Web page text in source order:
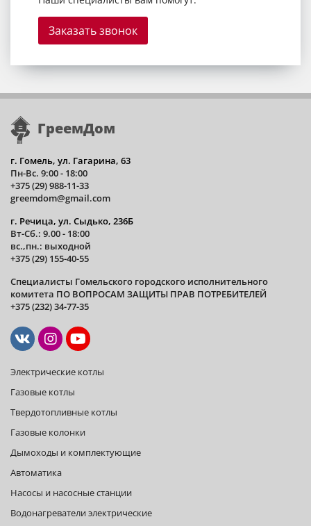
Заказать звонок
ГреемДом
г. Гомель, ул. Гагарина, 63
Пн-Вс. 9:00 - 18:00
+375 (29) 988-11-33
greemdom@gmail.com
г. Речица, ул. Сыдько, 236Б
Вт-Сб.: 9.00 - 18:00
вс.,пн.: выходной
+375 (29) 155-40-55
Специалисты Гомельского городского исполнительного
комитета ПО ВОПРОСАМ ЗАЩИТЫ ПРАВ ПОТРЕБИТЕЛЕЙ
+375 (232) 34-77-35
Электрические котлы
Газовые котлы
Твердотопливные котлы
Газовые колонки
Дымоходы и комплектующие
Автоматика
Насосы и насосные станции
Водонагреватели электрические